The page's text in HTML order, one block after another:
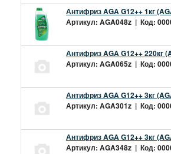
Антифриз AGA G12++ 1кг
Артикул: AGA048z | Код:
Антифриз AGA G12++ 220кг
Артикул: AGA065z | Код:
Антифриз AGA G12++ 3кг
Артикул: AGA301z | Код:
Антифриз AGA G12++ 3кг
Артикул: AGA348z | Код: